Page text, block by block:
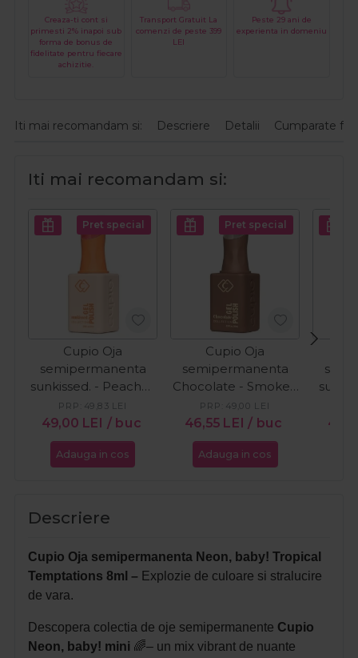
Creaza-ti cont si
primesti 2% inapoi sub
forma de bonus de
fidelitate pentru fiecare
achizitie.
Transport Gratuit La
comenzi de peste 399
LEI
Peste 29 ani de
experienta in domeniu
Iti mai recomandam si: Descriere Detalii Cumparate
Iti mai recomandam si:
Pret special
Cupio Oja
semipermanenta
sunkissed. - Peaches
in Bloom 15ml
49,00 LEI / buc
PRP: 49,83 LEI
Adauga in cos
Pret special
Cupio Oja
semipermanenta
Chocolate - Smoked
Cacao 15ml
46,55 LEI / buc
PRP: 49,00 LEI
Adauga in cos
Descriere
Cupio Oja semipermanenta Neon, baby! Tropical
Temptations 8ml – Explozie de culoare si stralucire
de vara.
Descopera colectia de oje semipermanente Cupio
Neon, baby! mini 🌈– un mix vibrant de nuante